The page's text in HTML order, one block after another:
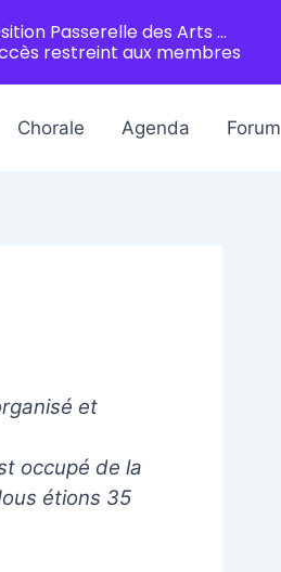
Chorale Agenda Forum
et
occupé de la
étions 35
Passerelle des Arts ...
restreint aux membres